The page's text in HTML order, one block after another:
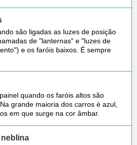
são ligadas as luzes de posição
de "lanternas" e "luzes de
e os faróis baixos. É sempre
quando os faróis altos são
grande maioria dos carros é azul,
em que surge na cor âmbar.
neblina